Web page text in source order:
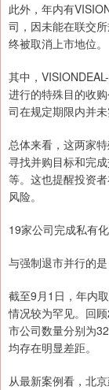
此外，年内有
司，因未能在联交
终被取消上市地位。
其中，
进行的特殊目的收
司在规定期限内并
总体来看，这两家
寻找并购目标和完
等。这也提醒投资
风险。
19家公司完成私有
与强制退市并行的是
截至9月1日，年内
情况较为罕见。回
市公司数量分别为
均存在明显差距。
从最新案例看，北